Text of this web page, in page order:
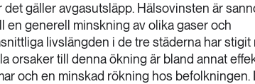
gäller avgasutsläpp. Hälsovinsten är
en generell minskning av olika gaser och
livslängden i de tre städerna har stigit
orsaker till denna ökning är bland annat
och en minskad rökning hos befolkningen.